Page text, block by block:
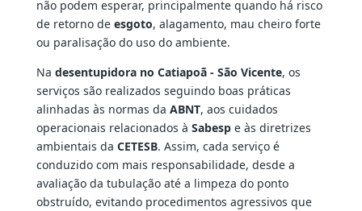
não podem esperar, principalmente quando há risco
de retorno de esgoto, alagamento, mau cheiro forte
ou paralisação do uso do ambiente.
Na desentupidora no Catiapoã - São Vicente, os
serviços são realizados seguindo boas práticas
alinhadas às normas da ABNT, aos cuidados
operacionais relacionados à Sabespe às diretrizes
ambientais da CETESB. Assim, cada serviço é
conduzido com mais responsabilidade, desde a
avaliação da tubulação até a limpeza do ponto
obstruído, evitando procedimentos agressivos que